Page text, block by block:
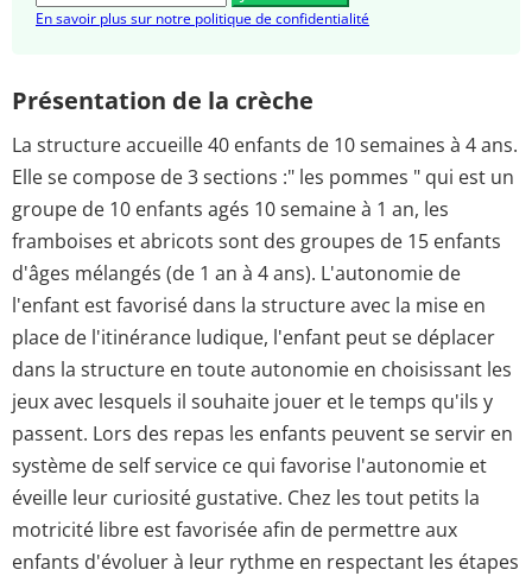
En savoir plus sur notre politique de confidentialité
Présentation de la crèche
La structure accueille 40 enfants de 10 semaines à 4 ans.
Elle se compose de 3 sections :" les pommes " qui est un
groupe de 10 enfants agés 10 semaine à 1 an, les
framboises et abricots sont des groupes de 15 enfants
d'âges mélangés (de 1 an à 4 ans). L'autonomie de
l'enfant est favorisé dans la structure avec la mise en
place de l'itinérance ludique, l'enfant peut se déplacer
dans la structure en toute autonomie en choisissant les
jeux avec lesquels il souhaite jouer et le temps qu'ils y
passent. Lors des repas les enfants peuvent se servir en
système de self service ce qui favorise l'autonomie et
éveille leur curiosité gustative. Chez les tout petits la
motricité libre est favorisée afin de permettre aux
enfants d'évoluer à leur rythme en respectant les étapes